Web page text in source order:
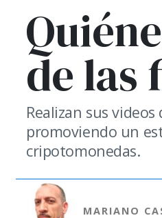
de las
Realizan sus
promoviendo un
cripotomonedas.
MARIANO